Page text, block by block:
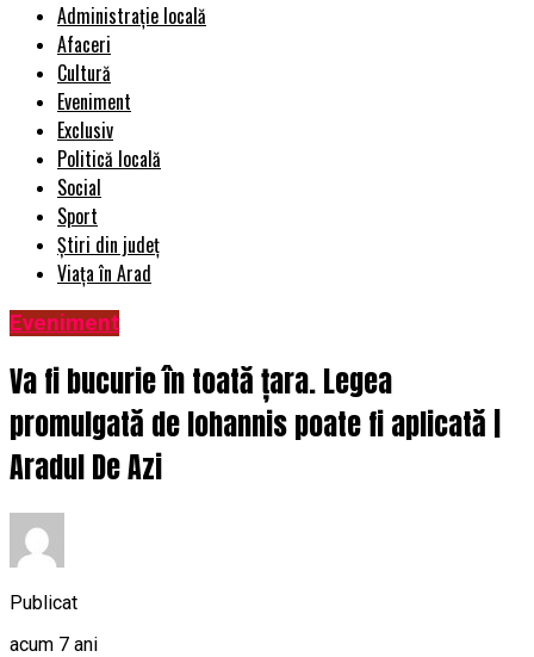
Administrație locală
Afaceri
Cultură
Eveniment
Exclusiv
Politică locală
Social
Sport
Știri din județ
Viața în Arad
Eveniment
Va fi bucurie în toată țara. Legea
promulgată de Iohannis poate fi aplicată |
Aradul De Azi
Publicat
acum 7 ani